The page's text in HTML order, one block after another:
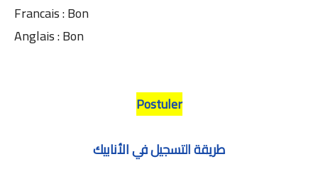
Francais : Bon
Anglais : Bon
Postuler
طريقة التسجيل في الأنابيك